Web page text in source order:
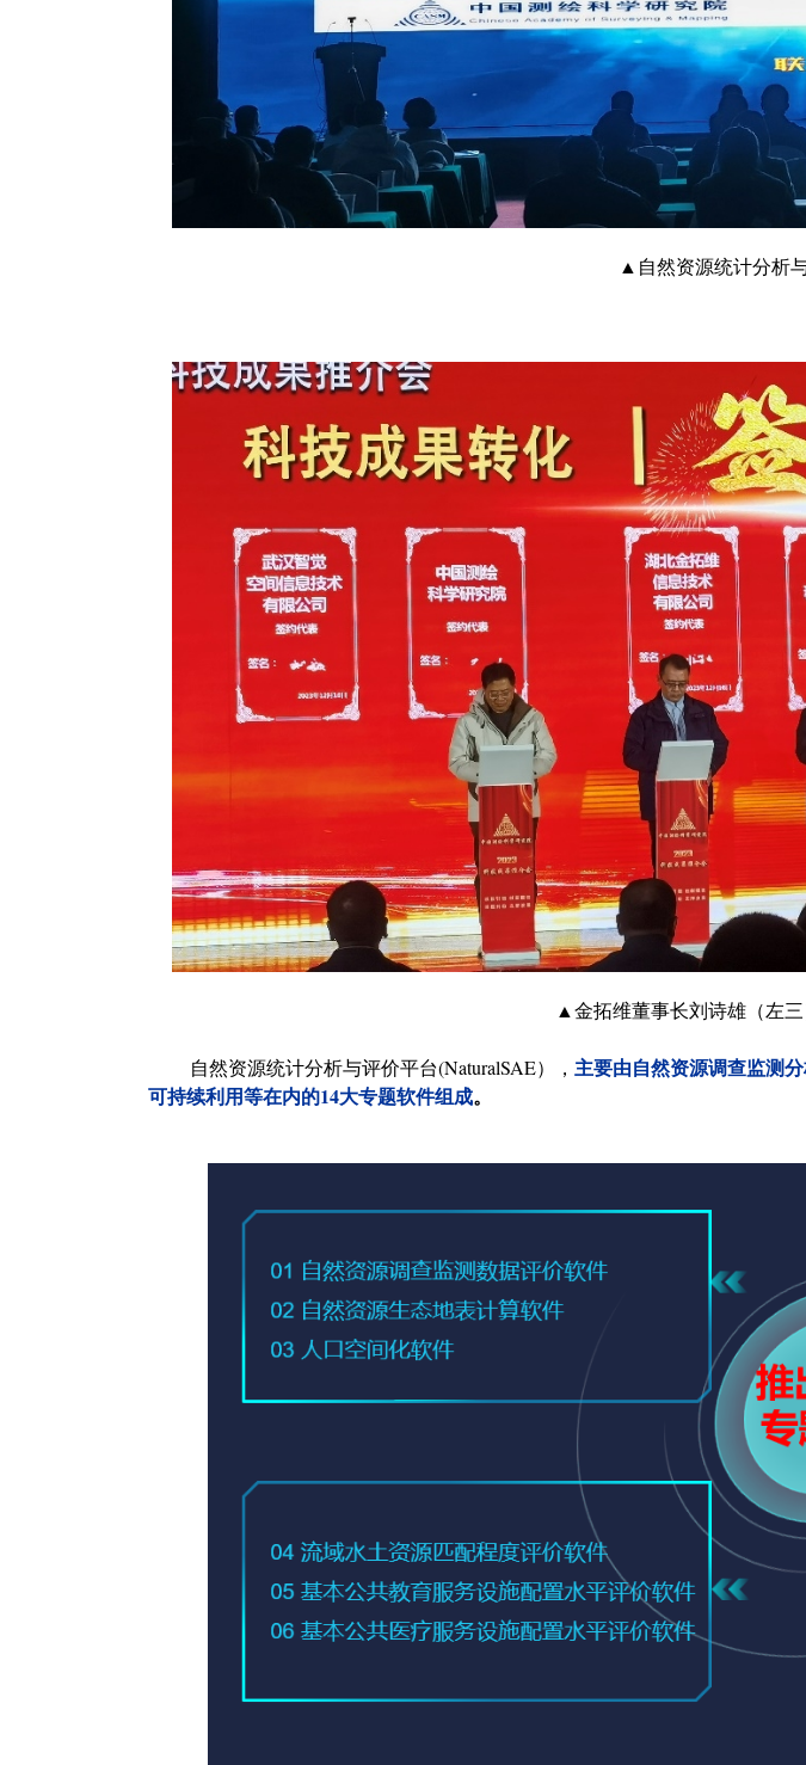
▲自然资源统计分析
▲金拓维董事长刘诗雄（左
自然资源统计分析与评价平台(NaturalSAE）， 主要由自然资源调查监测
可持续利用等在内的14大专题软件组成。